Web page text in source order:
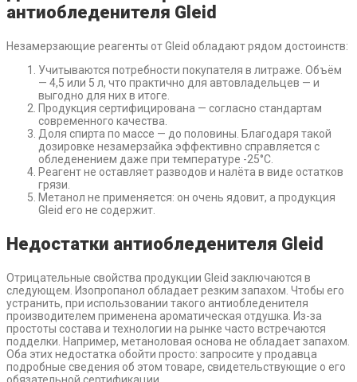
антиобледенителя Gleid
Незамерзающие реагенты от Gleid обладают рядом достоинств:
Учитываются потребности покупателя в литраже. Объём
— 4,5 или 5 л, что практично для автовладельцев — и
выгодно для них в итоге.
Продукция сертифицирована — согласно стандартам
современного качества.
Доля спирта по массе — до половины. Благодаря такой
дозировке незамерзайка эффективно справляется с
обледенением даже при температуре -25°C.
Реагент не оставляет разводов и налёта в виде остатков
грязи.
Метанол не применяется: он очень ядовит, а продукция
Gleid его не содержит.
Недостатки антиобледенителя Gleid
Отрицательные свойства продукции Gleid заключаются в
следующем. Изопропанол обладает резким запахом. Чтобы его
устранить, при использовании такого антиобледенителя
производителем применена ароматическая отдушка. Из-за
простоты состава и технологии на рынке часто встречаются
подделки. Например, метаноловая основа не обладает запахом.
Оба этих недостатка обойти просто: запросите у продавца
подробные сведения об этом товаре, свидетельствующие о его